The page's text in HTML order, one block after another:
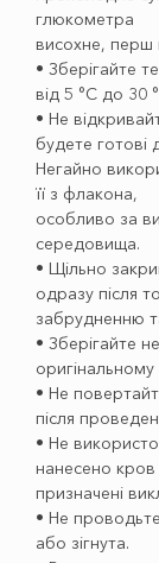
глюкометра
висохне, перш
• Зберігайте
від 5 °C до 30
• Не
будете готові
Негайно
її з флакона,
особливо за
середовища.
• Щільно
одразу після
забрудненню
• Зберігайте
оригінальному
• Не
після
• Не
нанесено
призначені
• Не
або зігнута.